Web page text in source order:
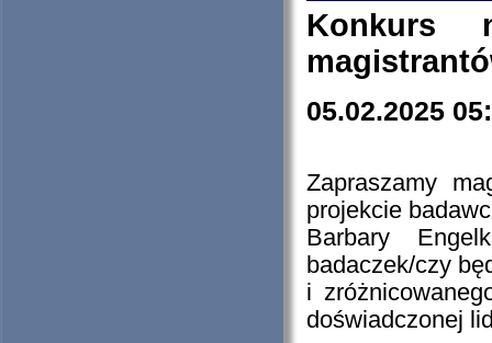
Konkurs
05.02.2025
Zapraszamy
projekcie
Barbary
badaczek/czy
i
doświadczonej